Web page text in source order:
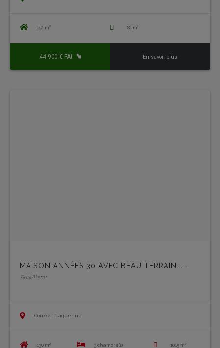
152 m² 81 m²
44 900 € FAI En savoir plus
MAISON ANNÉES 30 AVEC BEAU TERRAIN...
-
T5958lsmr
Corrèze (Laguenne)
130 m² 3 chambre(s) 1015 m²